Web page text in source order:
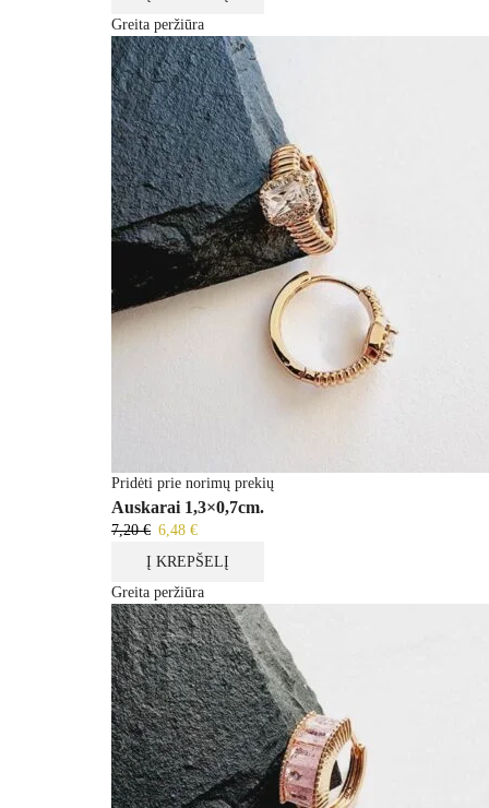
6,20 €.5,58 €.
Greita peržiūra
Pridėti prie norimų prekių
Auskarai 1,3×0,7cm.
7,20€ Original
price
7,20 €.
6,48 €
price
6,48 €.
Į KREPŠELĮ
Greita peržiūra